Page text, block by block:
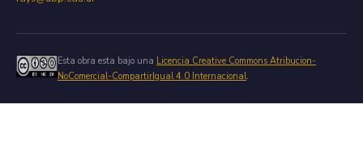
Esta obra esta bajo una Licencia Creative Commons Atribucion-
NoComercial-CompartirIgual 4.0 Internacional.